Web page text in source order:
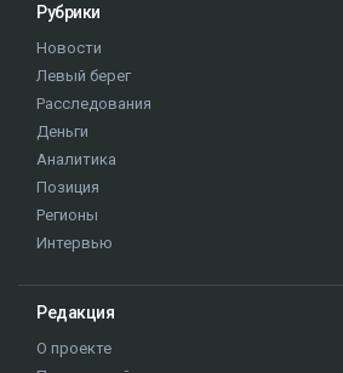
Рубрики
Новости
Левый берег
Расследования
Деньги
Аналитика
Позиция
Регионы
Интервью
Редакция
О проекте